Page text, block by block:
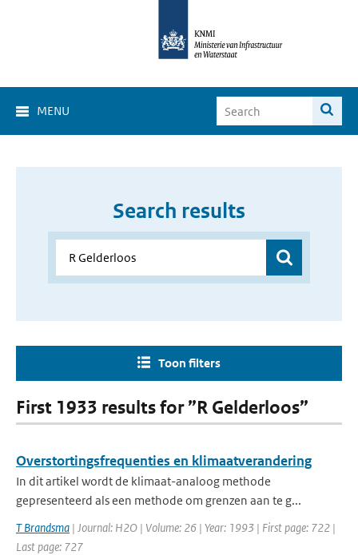
MENU
Search results
Toon filters
First 1933 results for ”R Gelderloos”
Overstortingsfrequenties en klimaatverandering
In dit artikel wordt de klimaat-analoog methode
gepresenteerd als een methode om grenzen aan te g...
T Brandsma | Journal: H2O | Volume: 26 | Year: 1993 | First page: 722 |
Last page: 727